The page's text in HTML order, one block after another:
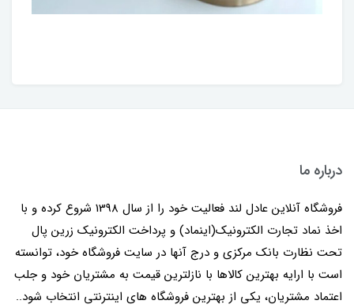
درباره ما
فروشگاه آنلاین عادل لند فعالیت خود را از سال 1398 شروع کرده و با
اخذ نماد تجارت الکترونیک(اینماد) و پرداخت الکترونیک زرین پال
تحت نظارت بانک مرکزی و درج آنها در سایت فروشگاه خود، توانسته
است با ارایه بهترین کالاها با نازلترین قیمت به مشتریان خود و جلب
اعتماد مشتریان، یکی از بهترین فروشگاه های اینترنتی انتخاب شود..